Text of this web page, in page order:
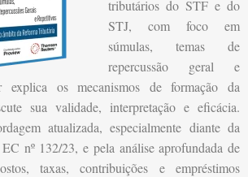
tributários do STF e do
STJ, com foco em
súmulas, temas de
repercussão geral e
explica os mecanismos de formação da
sua validade, interpretação e eficácia.
atualizada, especialmente diante da
nº 132/23, e pela análise aprofundada de
taxas, contribuições e empréstimos